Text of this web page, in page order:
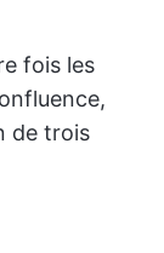
fois les
de trois